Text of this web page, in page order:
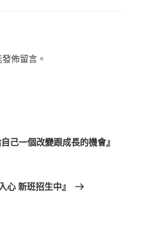
佈留言。
己一個改變跟成長的機會』
心 新班招生中』